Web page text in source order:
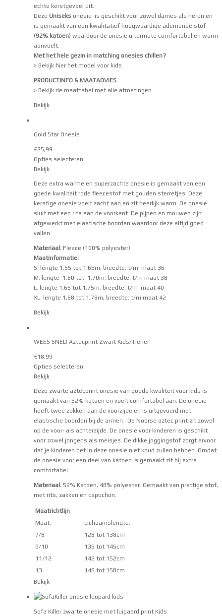
echte kerstgevoel uit.
Deze Uniseks onesie is geschikt voor zowel dames als heren en
is gemaakt van een kwalitatief hoogwaardige ademende stof
(92% katoen) waardoor de onesie uitermate comfortabel en warm
aanvoelt.
Met het hele gezin in matching onesies chillen?
> Bekijk hier het model voor kids
PRODUCTINFO & MAATADVIES
> Bekijk de maattabel met alle afmetingen
Bekijk
Gold Star Onesie
€25,99
Opties selecteren
Bekijk
Deze extra warme en superzachte onesie is gemaakt van een
goede kwaliteit rode fleecestof met gouden sterretjes. Deze
kerstige onesie voelt zacht aan en zit heerlijk warm. De onesie
sluit met een rits aan de voorkant. De pijpen en mouwen zijn
afgewerkt met elastische boorden waardoor deze altijd goed
vallen.
Materiaal: Fleece (100% polyester)
Maatinformatie:
S: lengte 1,55 tot 1,65m, breedte: t/m maat 36
M: lengte 1,60 tot 1,70m, breedte: t/m maat 38
L: lengte 1,65 tot 1,75m, breedte: t/m maat 40
XL: lengte 1,68 tot 1,78m, breedte: t/m maat 42
Bekijk
WEES SNEL! Aztecprint Zwart Kids/Tiener
€18,99
Opties selecteren
Bekijk
Deze zwarte aztecprint onesie van goede kwaliteit voor kids is
gemaakt van 52% katoen en voelt comfortabel aan. De onesie
heeft twee zakken aan de voorzijde en is uitgevoerd met
elastische boorden bij de armen. De Noorse aztec print zit zowel
op de voor- als achterzijde. De onesie voor kinderen is geschikt
voor zowel jongens als meisjes. De dikke joggingstof zorgt ervoor
dat je kinderen het in deze onesie niet koud zullen hebben. Omdat
de onesie voor een deel van katoen is gemaakt zit hij extra
comfortabel.
Materiaal: 52% Katoen, 48% polyester. Gemaakt van prettige stof,
met rits, zakken en capuchon.
Maatrichtlijn
Maat:
Lichaamslengte:
7/8
128 tot 138cm
9/10
135 tot 145cm
11/12
142 tot 152cm
13
148 tot 158cm
Bekijk
Sofa Killer zwarte onesie met luipaard print Kids